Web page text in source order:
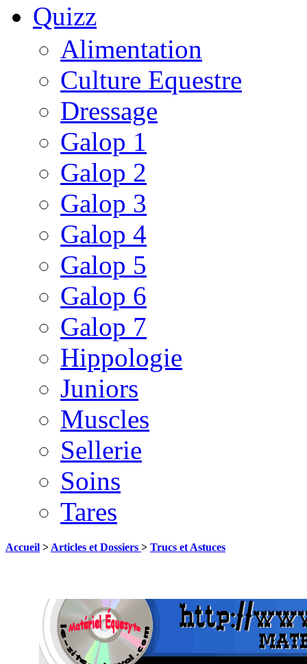
Quizz
Alimentation
Culture Equestre
Dressage
Galop 1
Galop 2
Galop 3
Galop 4
Galop 5
Galop 6
Galop 7
Hippologie
Juniors
Muscles
Sellerie
Soins
Tares
Accueil > Articles et Dossiers > Trucs et Astuces